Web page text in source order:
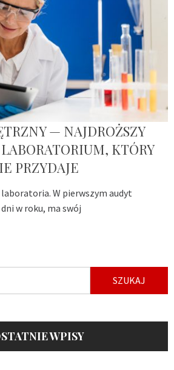
— NAJDROŻSZY
KTÓRY
PRZYDAJE
W pierwszym audyt
w roku, ma swój
WPISY